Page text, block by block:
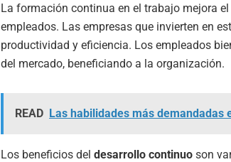
La formación continua en el trabajo mejora
empleados. Las empresas que invierten en
productividad y eficiencia. Los empleados
del mercado, beneficiando a la organización.
READ Las habilidades más demandadas
Los beneficios del desarrollo continuo son